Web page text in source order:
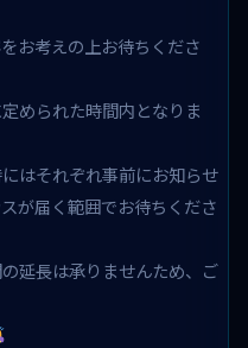
お考えの上お待ちくださ
められた時間内となりま
はそれぞれ事前にお知らせ
が届く範囲でお待ちくださ
延長は承りませんため、ご